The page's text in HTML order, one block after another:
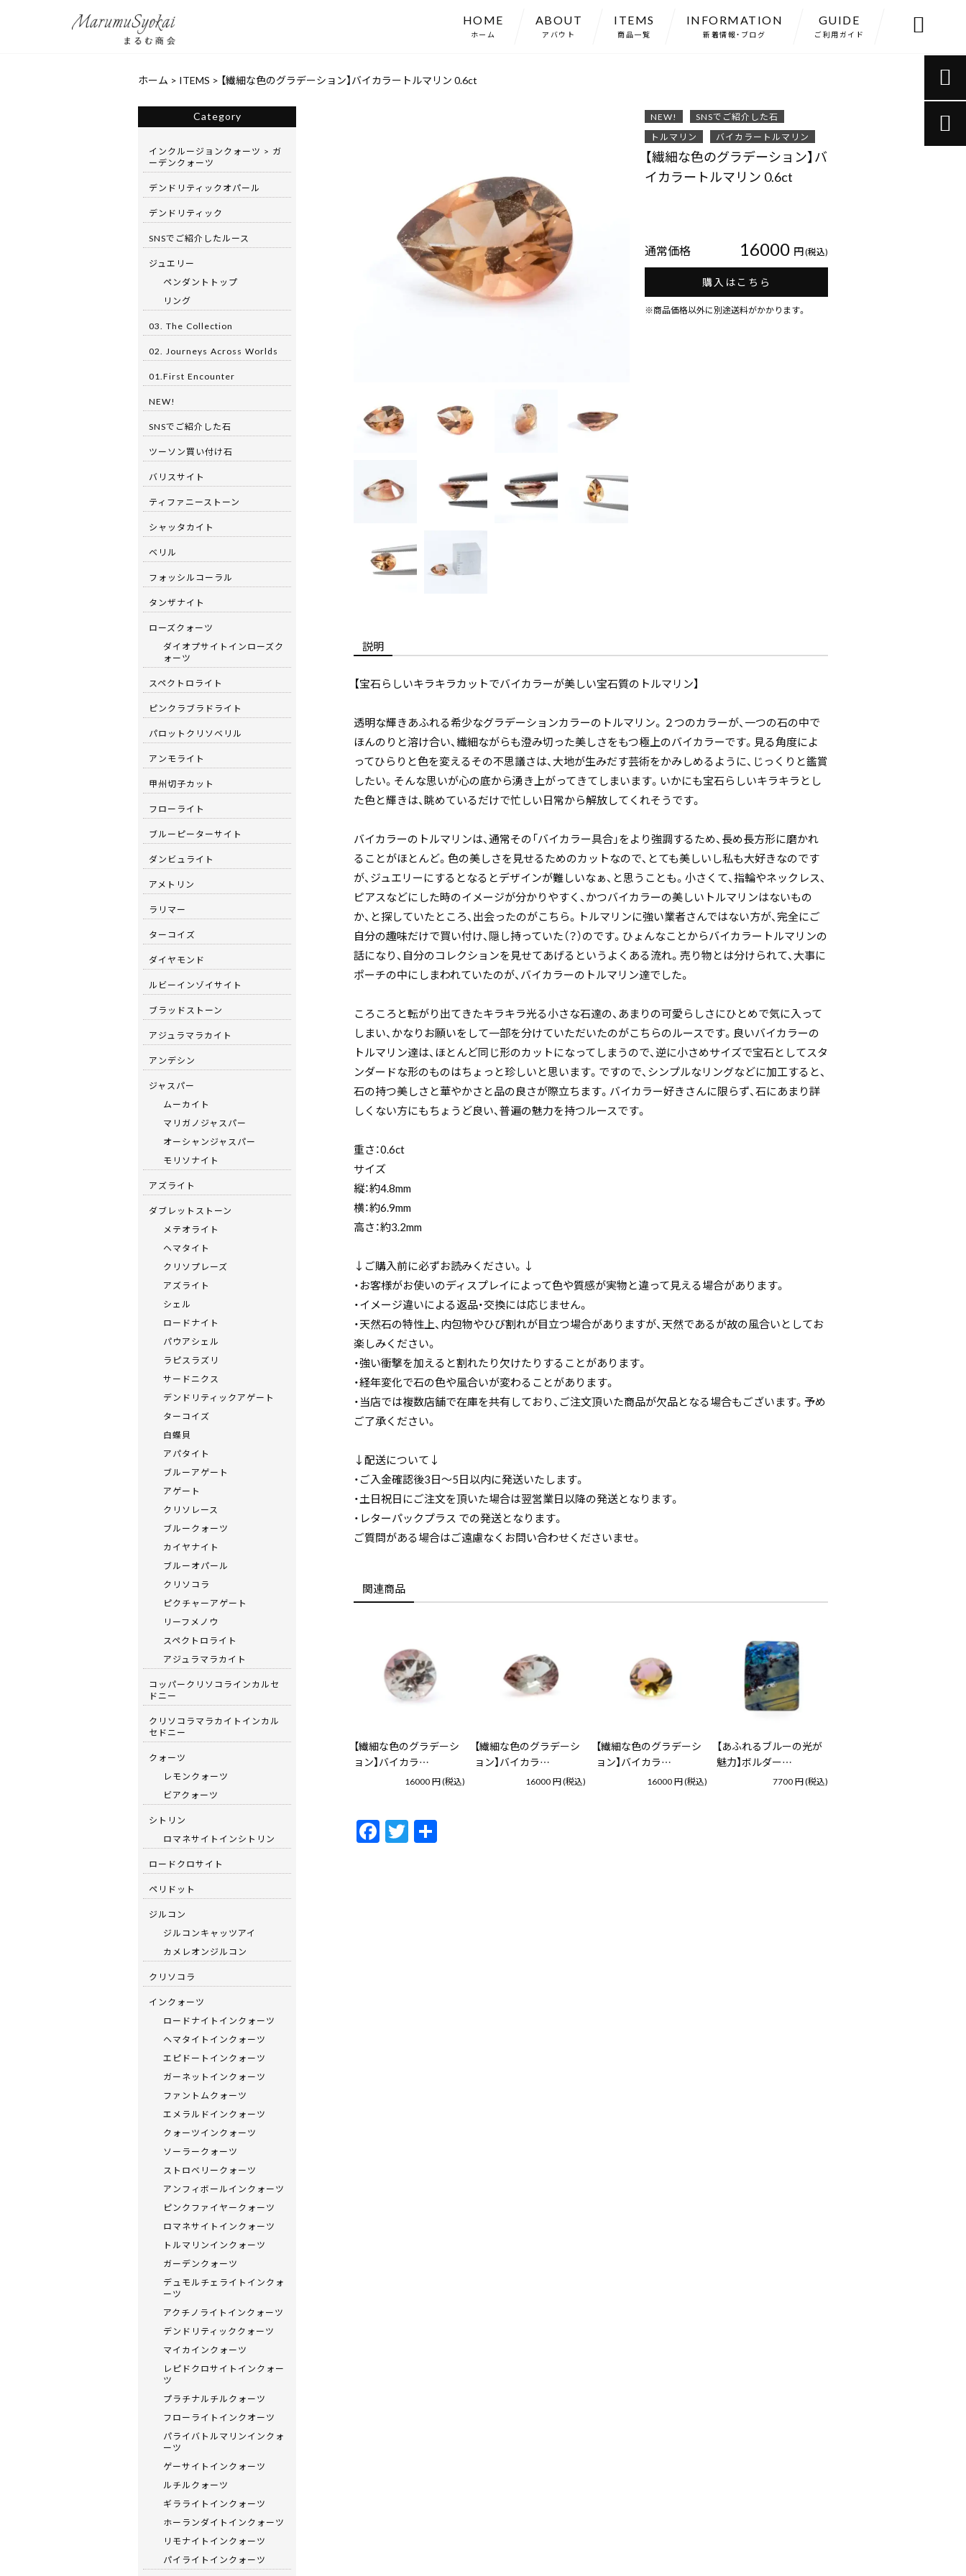
HOME
ホーム
ABOUT
アバウト
ITEMS
商品一覧
INFORMATION
新着情報・ブログ
GUIDE
ご利用ガイド 
ホーム > ITEMS > 【繊細な色のグラデーション】バイカラートルマリン 0.6ct
NEW!
SNSでご紹介した石
トルマリン
バイカラートルマリン
【繊細な色のグラデーション】バ
イカラートルマリン 0.6ct
通常価格 16000 円(税込)
購入はこちら
※商品価格以外に別途送料がかかります。
説明
【宝石らしいキラキラカットでバイカラーが美しい宝石質のトルマリン】
透明な輝きあふれる希少なグラデーションカラーのトルマリン。２つのカラーが、一つの石の中で
ほんのりと溶け合い、繊細ながらも澄み切った美しさをもつ極上のバイカラーです。見る角度によ
ってひらりと色を変えるその不思議さは、大地が生みだす芸術をかみしめるように、じっくりと鑑賞
したい。そんな思いが心の底から湧き上がってきてしまいます。いかにも宝石らしいキラキラとし
た色と輝きは、眺めているだけで忙しい日常から解放してくれそうです。
バイカラーのトルマリンは、通常その「バイカラー具合」をより強調するため、長め長方形に磨かれ
ることがほとんど。色の美しさを見せるためのカットなので、とても美しいし私も大好きなのです
が、ジュエリーにするとなるとデザインが難しいなぁ、と思うことも。小さくて、指輪やネックレス、
ピアスなどにした時のイメージが分かりやすく、かつバイカラーの美しいトルマリンはないもの
か、と探していたところ、出会ったのがこちら。トルマリンに強い業者さんではない方が、完全にご
自分の趣味だけで買い付け、隠し持っていた（？）のです。ひょんなことからバイカラートルマリンの
話になり、自分のコレクションを見せてあげるというよくある流れ。売り物とは分けられて、大事に
ポーチの中にしまわれていたのが、バイカラーのトルマリン達でした。
ころころと転がり出てきたキラキラ光る小さな石達の、あまりの可愛らしさにひとめで気に入って
しまい、かなりお願いをして一部を分けていただいたのがこちらのルースです。良いバイカラーの
トルマリン達は、ほとんど同じ形のカットになってしまうので、逆に小さめサイズで宝石としてスタ
ンダードな形のものはちょっと珍しいと思います。ですので、シンプルなリングなどに加工すると、
石の持つ美しさと華やかさと品の良さが際立ちます。バイカラー好きさんに限らず、石にあまり詳
しくない方にもちょうど良い、普遍の魅力を持つルースです。
重さ：0.6ct
サイズ
縦：約4.8mm
横：約6.9mm
高さ：約3.2mm
↓ご購入前に必ずお読みください。↓
・お客様がお使いのディスプレイによって色や質感が実物と違って見える場合があります。
・イメージ違いによる返品・交換には応じません。
・天然石の特性上、内包物やひび割れが目立つ場合がありますが、天然であるが故の風合いとしてお
楽しみください。
・強い衝撃を加えると割れたり欠けたりすることがあります。
・経年変化で石の色や風合いが変わることがあります。
・当店では複数店舗で在庫を共有しており、ご注文頂いた商品が欠品となる場合もございます。予め
ご了承ください。
↓配送について↓
・ご入金確認後3日〜5日以内に発送いたします。
・土日祝日にご注文を頂いた場合は翌営業日以降の発送となります。
・レターパックプラス での発送となります。
ご質問がある場合はご遠慮なくお問い合わせくださいませ。
関連商品
【繊細な色のグラデーシ
ョン】バイカラ…
16000円(税込)
【繊細な色のグラデーシ
ョン】バイカラ…
16000円(税込)
【繊細な色のグラデーシ
ョン】バイカラ…
16000円(税込)
【あふれるブルーの光が
魅力】ボルダー…
7700円(税込)
F
ac
T
w
Category
インクルージョンクォーツ > ガ
ーデンクォーツ
デンドリティックオパール
デンドリティック
SNSでご紹介したルース
ジュエリー
ペンダントトップ
リング
03. The Collection
02. Journeys Across Worlds
01.First Encounter
NEW!
SNSでご紹介した石
ツーソン買い付け石
バリスサイト
ティファニーストーン
シャッタカイト
ベリル
フォッシルコーラル
タンザナイト
ローズクォーツ
ダイオプサイトインローズク
ォーツ
スペクトロライト
ピンクラブラドライト
パロットクリソベリル
アンモライト
甲州切子カット
フローライト
ブルーピーターサイト
ダンビュライト
アメトリン
ラリマー
ターコイズ
ダイヤモンド
ルビーインゾイサイト
ブラッドストーン
アジュラマラカイト
アンデシン
ジャスパー
ムーカイト
マリガノジャスパー
オーシャンジャスパー
モリソナイト
アズライト
ダブレットストーン
メテオライト
ヘマタイト
クリソプレーズ
アズライト
シェル
ロードナイト
パウアシェル
ラピスラズリ
サードニクス
デンドリティックアゲート
ターコイズ
白蝶貝
アパタイト
ブルーアゲート
アゲート
クリソレース
ブルークォーツ
カイヤナイト
ブルーオパール
クリソコラ
ピクチャーアゲート
リーフメノウ
スペクトロライト
アジュラマラカイト
コッパークリソコラインカルセ
ドニー
クリソコラマラカイトインカル
セドニー
クォーツ
レモンクォーツ
ビアクォーツ
シトリン
ロマネサイトインシトリン
ロードクロサイト
ペリドット
ジルコン
ジルコンキャッツアイ
カメレオンジルコン
クリソコラ
インクォーツ
ロードナイトインクォーツ
ヘマタイトインクォーツ
エピドートインクォーツ
ガーネットインクォーツ
ファントムクォーツ
エメラルドインクォーツ
クォーツインクォーツ
ソーラークォーツ
ストロベリークォーツ
アンフィボールインクォーツ
ピンクファイヤークォーツ
ロマネサイトインクォーツ
トルマリンインクォーツ
ガーデンクォーツ
デュモルチェライトインクォ
ーツ
アクチノライトインクォーツ
デンドリティッククォーツ
マイカインクォーツ
レピドクロサイトインクォー
ツ
プラチナルチルクォーツ
フローライトインクオーツ
パライバトルマリンインクォ
ーツ
ゲーサイトインクォーツ
ルチルクォーツ
ギラライトインクォーツ
ホーランダイトインクォーツ
リモナイトインクォーツ
パイライトインクォーツ

